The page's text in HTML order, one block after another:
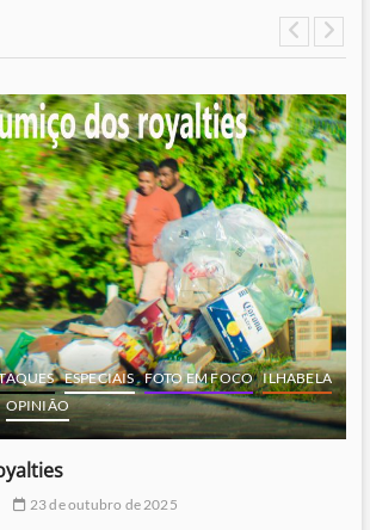
ESPECIAIS FOTO EM FOCO ILHABELA
OPINIÃO
23 de outubro de 2025